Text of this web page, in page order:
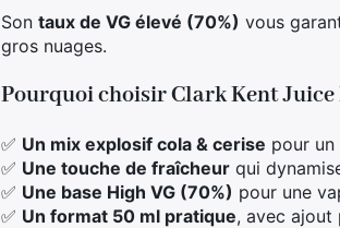
Sontaux de VG élevé (70%) vous
gros nuages.
Pourquoi choisir Clark Kent Juice
✅ Un mix explosif cola & cerise pour
✅ Une touche de fraîcheur qui
✅ Une base High VG (70%) pour une
✅ Un format 50 ml pratique, avec ajout